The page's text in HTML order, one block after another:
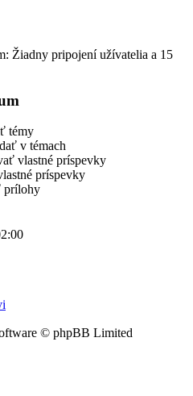
Žiadny pripojení užívatelia a 15
témy
v témach
vlastné príspevky
príspevky
prílohy
© phpBB Limited